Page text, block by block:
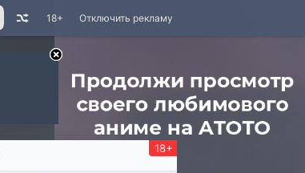
Отключить рекламу
18+
18+